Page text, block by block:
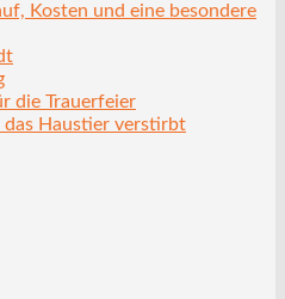
Kosten und eine besondere
die Trauerfeier
Haustier verstirbt